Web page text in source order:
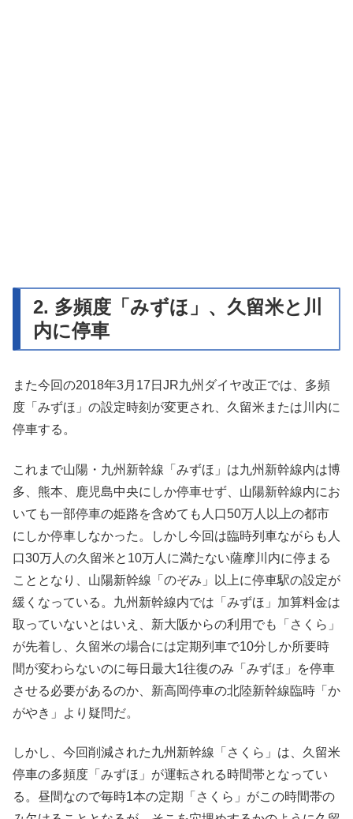
2. 多頻度「みずほ」、久留米と川
内に停車
また今回の2018年3月17日JR九州ダイヤ改正では、多頻
度「みずほ」の設定時刻が変更され、久留米または川内に
停車する。
これまで山陽・九州新幹線「みずほ」は九州新幹線内は博
多、熊本、鹿児島中央にしか停車せず、山陽新幹線内にお
いても一部停車の姫路を含めても人口50万人以上の都市
にしか停車しなかった。しかし今回は臨時列車ながらも人
口30万人の久留米と10万人に満たない薩摩川内に停まる
こととなり、山陽新幹線「のぞみ」以上に停車駅の設定が
緩くなっている。九州新幹線内では「みずほ」加算料金は
取っていないとはいえ、新大阪からの利用でも「さくら」
が先着し、久留米の場合には定期列車で10分しか所要時
間が変わらないのに毎日最大1往復のみ「みずほ」を停車
させる必要があるのか、新高岡停車の北陸新幹線臨時「か
がやき」より疑問だ。
しかし、今回削減された九州新幹線「さくら」は、久留米
停車の多頻度「みずほ」が運転される時間帯となってい
る。昼間なので毎時1本の定期「さくら」がこの時間帯の